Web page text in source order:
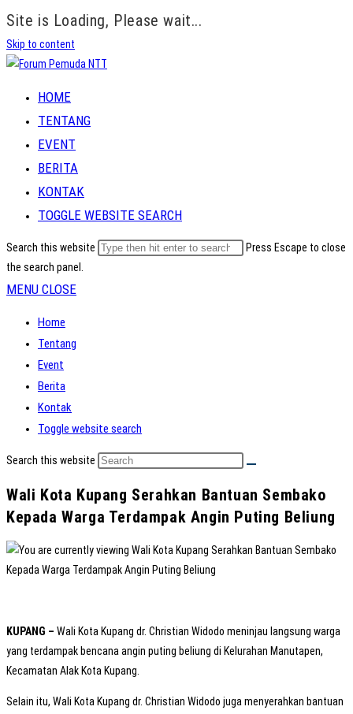
Site is Loading, Please wait...
Skip to content
HOME
TENTANG
EVENT
BERITA
KONTAK
TOGGLE WEBSITE SEARCH
Search this website
Press Escape to close
the search panel.
MENU CLOSE
Home
Tentang
Event
Berita
Kontak
Toggle website search
Search this website
Wali Kota Kupang Serahkan Bantuan Sembako
Kepada Warga Terdampak Angin Puting Beliung
KUPANG – Wali Kota Kupang dr. Christian Widodo meninjau langsung warga
yang terdampak bencana angin puting beliung di Kelurahan Manutapen,
Kecamatan Alak Kota Kupang.
Selain itu, Wali Kota Kupang dr. Christian Widodo juga menyerahkan bantuan